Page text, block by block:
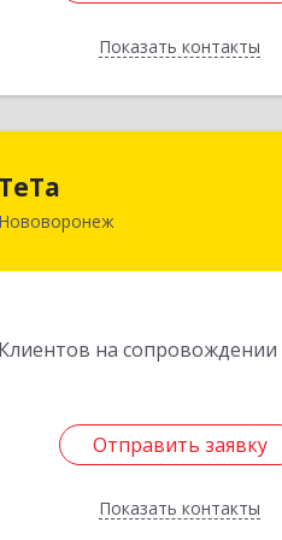
Показать контакты
Назад
ТеТа
Нововоронеж
Клиентов на сопровождении
Отправить заявку
Показать контакты
396 073, Нововоронеж г, а/я,
Отправить заявку
Назад